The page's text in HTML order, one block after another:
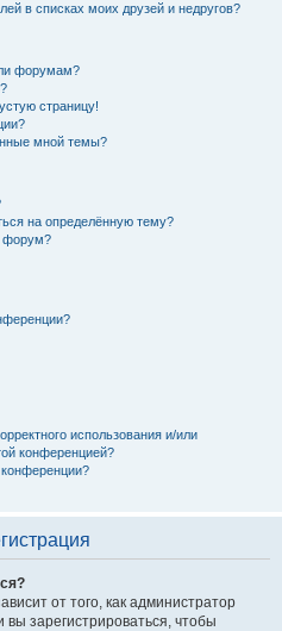
в списках моих друзей и недругов?
форумам?
страницу!
мной темы?
на определённую тему?
форум?
использования и/или
конференцией?
от того, как администратор
зарегистрироваться, чтобы